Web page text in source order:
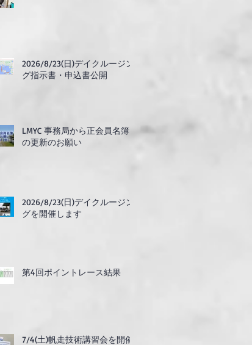
2026/8/23(日)デイクルージン
グ指示書・申込書公開
LMYC 事務局から正会員名簿
の更新のお願い
2026/8/23(日)デイクルージン
グを開催します
第4回ポイントレース結果
7/4(土)帆走技術講習会を開催